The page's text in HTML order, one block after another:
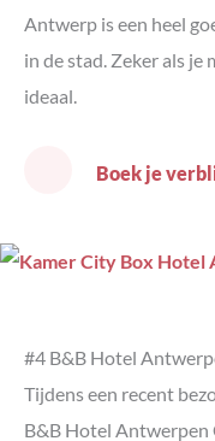
Antwerp is een heel
in de stad. Zeker als
ideaal.
Boek je
#4 B&B Hotel
Tijdens een recent
B&B Hotel